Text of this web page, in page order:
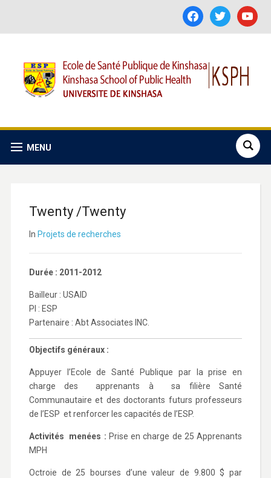
facebooktwitter youtube
MENU
Twenty /Twenty
In Projets de recherches
Durée : 2011-2012
Bailleur : USAID
PI : ESP
Partenaire : Abt Associates INC.
Objectifs généraux :
Appuyer l’Ecole de Santé Publique par la prise en
charge des apprenants à sa filière Santé
Communautaire et des doctorants futurs professeurs
de l’ESP et renforcer les capacités de l’ESP.
Activités menées : Prise en charge de 25 Apprenants
MPH
Octroie de 25 bourses d’une valeur de 9.800 $ par